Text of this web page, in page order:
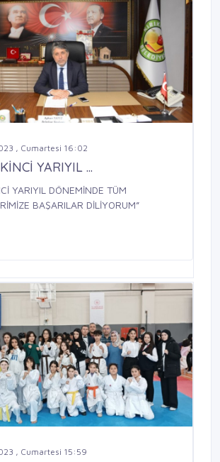
, Cumartesi 16:02
YARIYIL ...
YARIYIL DÖNEMİNDE TÜM
BAŞARILAR DİLİYORUM”
, Cumartesi 15:59